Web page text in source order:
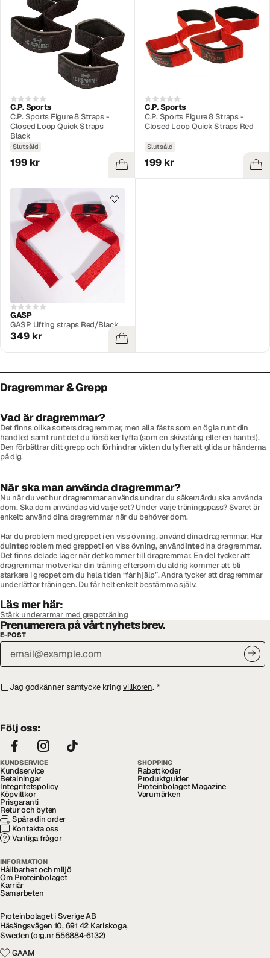
C.P. Sports
C.P. Sports Figure 8 Straps -
Closed Loop Quick Straps
Black
Slutsåld
199 kr
C.P. Sports
C.P. Sports Figure 8 Straps -
Closed Loop Quick Straps Red
Slutsåld
199 kr
GASP
GASP Lifting straps Red/Black
349 kr
Dragremmar & Grepp
Vad är dragremmar?
Det finns olika sorters dragremmar, men alla fästs som en ögla runt din
handled samt runt det du försöker lyfta (som en skivstång eller en hantel).
Den förbättrar ditt grepp och förhindrar vikten du lyfter att glida ur händerna
på dig.
När ska man använda dragremmar?
Nu när du vet hur dragremmar används undrar du säkernärdu ska använda
dom. Ska dom användas vid varje set? Under varje träningspass? Svaret är
enkelt: använd dina dragremmar när du behöver dom.
Har du problem med greppet i en viss övning, använd dina dragremmar. Har
duinteproblem med greppet i en viss övning, användintedina dragremmar.
Det finns delade läger när det kommer till dragremmar. En del tycker att
dragremmar motverkar din träning eftersom du aldrig kommer att bli
starkare i greppet om du hela tiden “får hjälp”. Andra tycker att dragremmar
underlättar träningen. Du får helt enkelt bestämma själv.
Läs mer här:
Stärk underarmar med greppträning
Prenumerera på vårt nyhetsbrev.
E-POST
Jag godkänner samtycke kring villkoren. *
Följ oss:
KUNDSERVICE
Kundservice
Betalningar
Integritetspolicy
Köpvillkor
Prisgaranti
Retur och byten
Spåra din order
Kontakta oss
Vanliga frågor
SHOPPING
Rabattkoder
Produktguider
Proteinbolaget Magazine
Varumärken
INFORMATION
Hållbarhet och miljö
Om Proteinbolaget
Karriär
Samarbeten
Proteinbolaget i Sverige AB
Häsängsvägen 10, 691 42 Karlskoga,
Sweden (org.nr 556884-6132)
GAAM